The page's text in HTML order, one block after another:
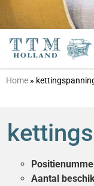
Home »
Aantal